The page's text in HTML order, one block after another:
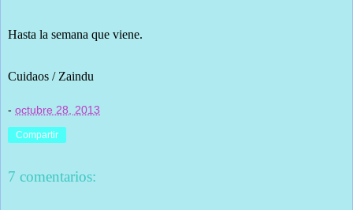
Hasta la semana que viene.
Cuidaos / Zaindu
- octubre 28, 2013
Compartir
7 comentarios: